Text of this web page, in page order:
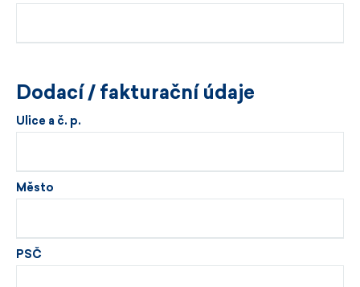
Dodací / fakturační údaje
Ulice a č. p.
Město
PSČ